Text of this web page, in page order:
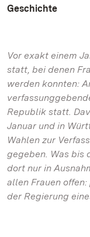
Geschichte
Vor exakt einem
statt, bei denen
werden konnten:
Republik statt.
Januar und in
Wahlen zur
gegeben. Was bis
dort nur in
allen Frauen
der Regierung